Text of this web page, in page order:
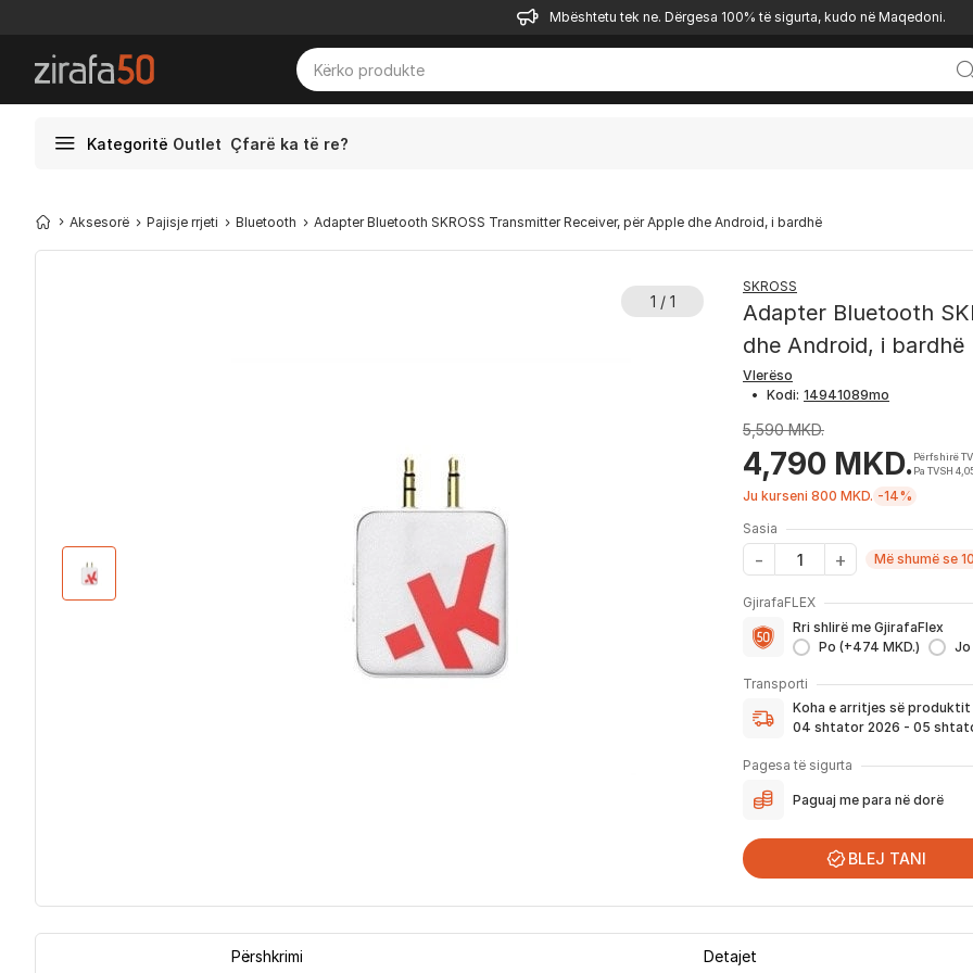
Mbështetu tek ne. Dërgesa 100% të sigurta, kudo në Maqedoni.
Kategoritë Outlet Çfarë ka të re?
Aksesorë Pajisje rrjeti Bluetooth Adapter Bluetooth SKROSS Transmitter Receiver, për Apple dhe Android, i bardhë
1 / 1
SKROSS
Adapter Bluetooth
dhe Android, i bardhë
Vlerëso
• Kodi:
5,590 MKD.
4,790 MKD.Përfshirë
Pa TVSH
Ju kurseni 800 MKD. -14%
Sasia
Më shumë se
GjirafaFLEX
Rri shlirë me GjirafaFlex
Po (+474 MKD.)
Jo
Me GjirafaFLEX përfitoni:
-Prioritetpër zgjidhjen e
- Kontakt brenda
për
- Pranim dhe dërgim me
Transporti
Koha e arritjes së produktit
04 shtator 2026 - 05
dhe njoftimit për verifikim
Nëse porosia bëhet tani,
njoftoheni në vazhdimësi
për te ju.
*Në 99% të rasteve, produktet
Pagesa të sigurta
Paguaj me para në dorë
BLEJ TANI
Përshkrimi Detajet